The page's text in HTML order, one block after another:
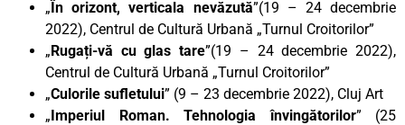
„În orizont, verticala nevăzută”(19 – 24 decembrie
2022), Centrul de Cultură Urbană „Turnul Croitorilor”
„Rugați-vă cu glas tare”(19 – 24 decembrie 2022),
Centrul de Cultură Urbană „Turnul Croitorilor”
„Culorile sufletului” (9 – 23 decembrie 2022), Cluj Art
„Imperiul Roman. Tehnologia învingătorilor” (25